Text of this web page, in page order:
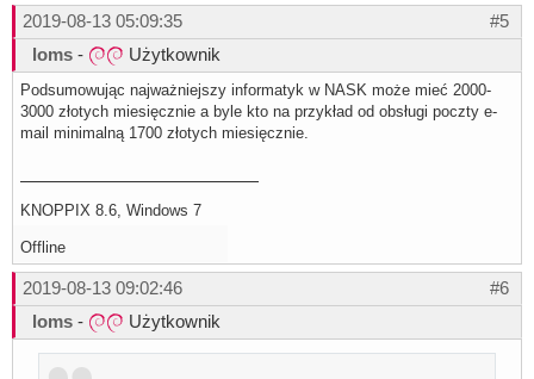
#5
2019-08-13 05:09:35
loms - Użytkownik
Podsumowując najważniejszy informatyk w NASK może mieć 2000-
3000 złotych miesięcznie a byle kto na przykład od obsługi poczty e-
mail minimalną 1700 złotych miesięcznie.
KNOPPIX 8.6, Windows 7
Offline
#6
2019-08-13 09:02:46
loms - Użytkownik